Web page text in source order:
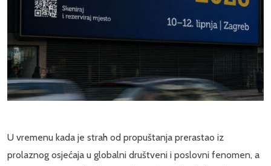
U vremenu kada je strah od propuštanja prerastao iz
prolaznog osjećaja u globalni društveni i poslovni fenomen, a